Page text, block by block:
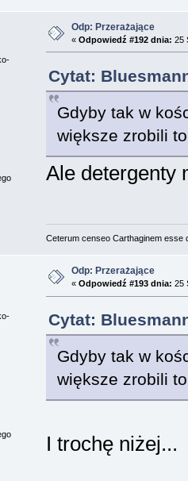
Odp: Przerażające
« Odpowiedź #192 dnia: 25
Cytat:
Gdyby tak w
większe zrobili
Ale detergenty
Ceterum censeo Carthaginem esse
Odp: Przerażające
« Odpowiedź #193 dnia: 25
Cytat:
Gdyby tak w
większe zrobili
I trochę niżej...